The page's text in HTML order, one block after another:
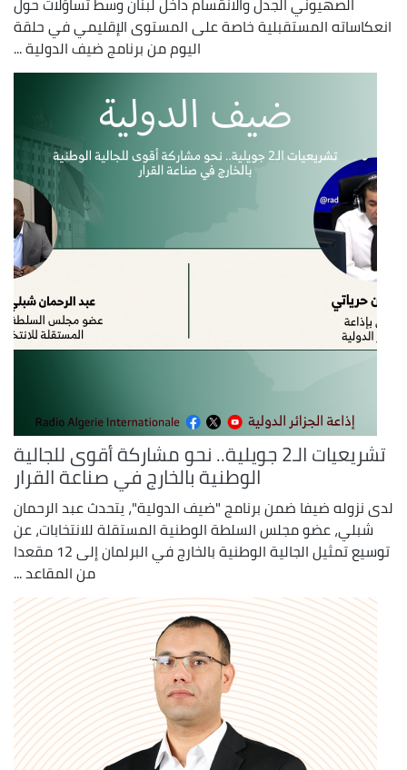
انعكاساته المستقبلية خاصة على المستوى الإقليمي في حلقة
اليوم من برنامج ضيف الدولية ...
تشريعيات الـ2 جويلية.. نحو مشاركة أقوى للجالية
الوطنية بالخارج في صناعة القرار
لدى نزوله ضيفا ضمن برنامج "ضيف الدولية"، يتحدث عبد الرحمان
شبلي، عضو مجلس السلطة الوطنية المستقلة للانتخابات، عن
توسيع تمثيل الجالية الوطنية بالخارج في البرلمان إلى 12 مقعدا
من المقاعد ...